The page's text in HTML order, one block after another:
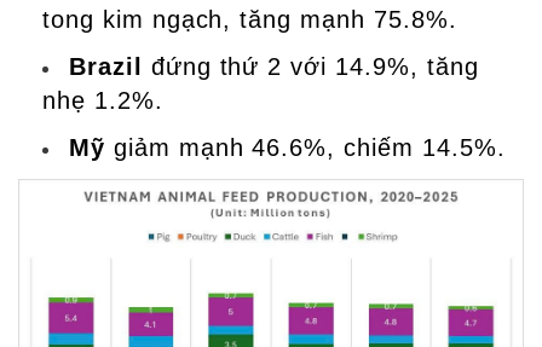
tong kim ngạch, tăng mạnh 75.8%.
Brazil
đứng thứ 2 với 14.9%, tăng
nhẹ 1.2%.
Mỹ giảm mạnh 46.6%, chiếm 14.5%.